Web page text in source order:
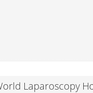
Laparoscopy